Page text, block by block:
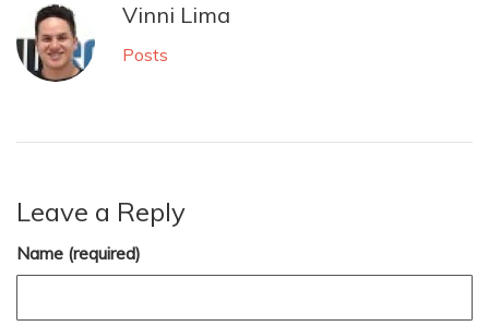
Vinni Lima
Posts
Leave a Reply
Name (required)